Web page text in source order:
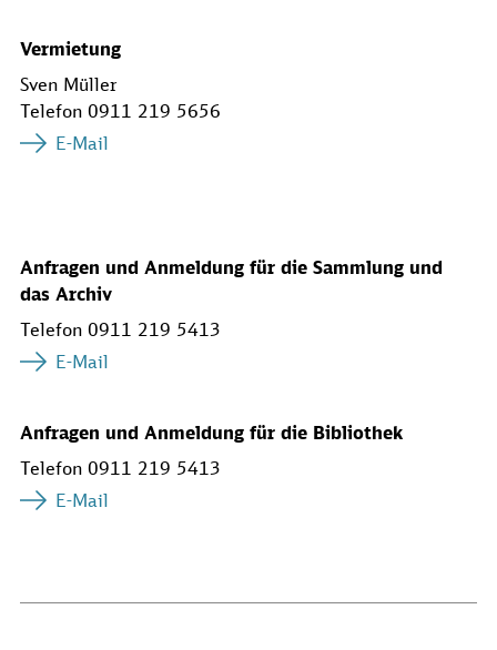
Vermietung
Sven Müller
Telefon 0911 219 5656
E-Mail
Anfragen und Anmeldung für die Sammlung und
das Archiv
Telefon 0911 219 5413
E-Mail
Anfragen und Anmeldung für die Bibliothek
Telefon 0911 219 5413
E-Mail